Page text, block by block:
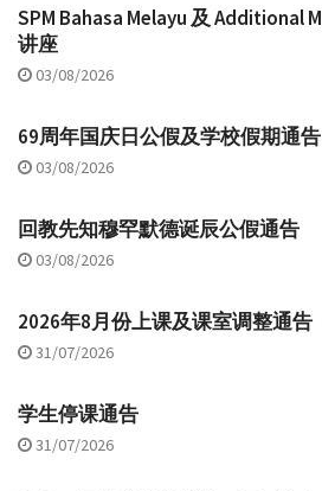
SPM Bahasa Melayu 及 Additional
讲座
03/08/2026
69周年国庆日公假及学校假期通告
03/08/2026
回教先知穆罕默德诞辰公假通告
03/08/2026
2026年8月份上课及课室调整通告
31/07/2026
学生停课通告
31/07/2026